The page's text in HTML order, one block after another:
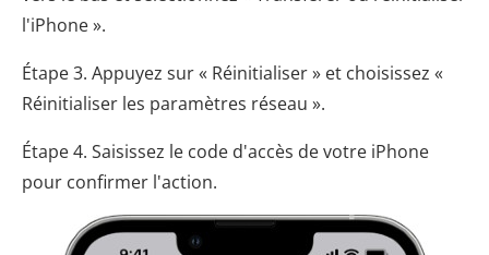
l'iPhone ».
Étape 3. Appuyez sur « Réinitialiser » et choisissez «
Réinitialiser les paramètres réseau ».
Étape 4. Saisissez le code d'accès de votre iPhone
pour confirmer l'action.